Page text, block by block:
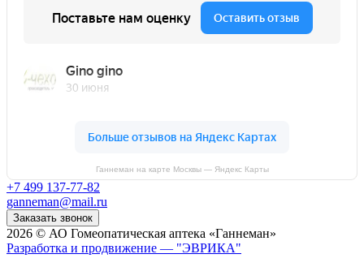
Ганнеман на карте Москвы — Яндекс Карты
+7 499 137-77-82
ganneman@mail.ru
Заказать звонок
2026 © АО Гомеопатическая аптека «Ганнеман»
Разработка и продвижение — "ЭВРИКА"